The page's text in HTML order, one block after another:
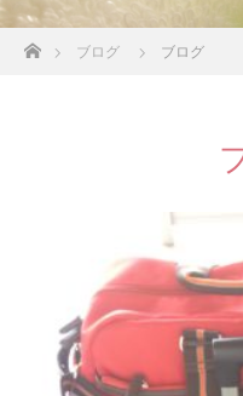
ホームブログ ブログ